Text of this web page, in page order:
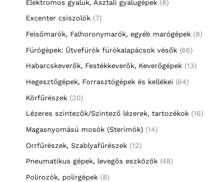
Elektromos gyaluk, Asztali gyalugépek 8
Excenter csiszolók 7
Felsőmarók, Falhoronymarók, egyéb marógépek 8
Fúrógépek: Ütvefúrók fúrókalapácsok vésők 66
Habarcskeverők, Festékkeverők, Keverőgépek 13
Hegesztőgépek, Forrasztógépek és kellékei 64
Körfűrészek 20
Lézeres szintezők/Szintező lézerek, tartozékok 16
Magasnyomású mosók (Sterimók) 14
Orrfűrészek, Szablyafűrészek 12
Pneumatikus gépek, levegős eszközök 48
Polírozók, polírgépek 8